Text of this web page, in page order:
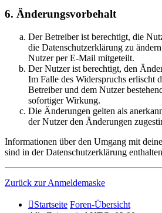
6. Änderungsvorbehalt
Der Betreiber ist berechtigt, die
die Datenschutzerklärung zu
Nutzer per E-Mail mitgeteilt.
Der Nutzer ist berechtigt, den
Im Falle des Widerspruchs erlischt
Betreiber und dem Nutzer
sofortiger Wirkung.
Die Änderungen gelten als
der Nutzer den Änderungen
Informationen über den Umgang mit
sind in der Datenschutzerklärung
Zurück zur Anmeldemaske
Startseite Foren-Übersicht